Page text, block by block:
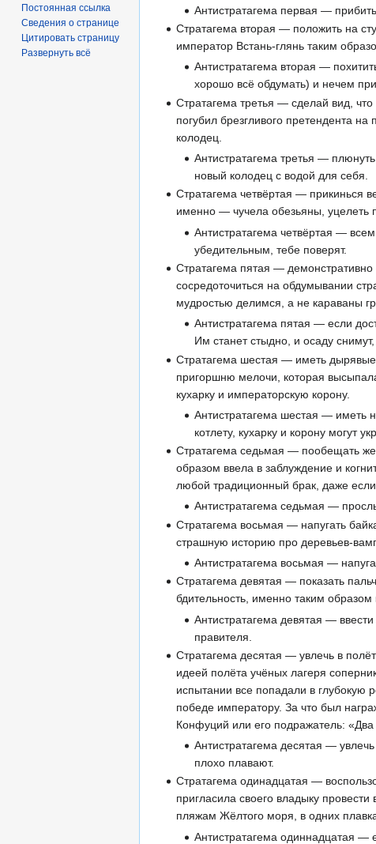
Антистратагема первая —
Стратагема вторая — положить на
император Встань-глянь таким
Антистратагема вторая —
хорошо всё обдумать) и нечем
Стратагема третья — сделай вид,
погубил брезгливого претендента
колодец.
Антистратагема третья —
новый колодец с водой для себя.
Стратагема четвёртая — прикинься
именно — чучела обезьяны, уцелеть
Антистратагема четвёртая —
убедительным, тебе поверят.
Стратагема пятая —
сосредоточиться на обдумывании
мудростью делимся, а не караваны
Антистратагема пятая — если
Им станет стыдно, и осаду
Стратагема шестая — иметь
пригоршню мелочи, которая
кухарку и императорскую корону.
Антистратагема шестая — иметь
котлету, кухарку и корону могут
Стратагема седьмая — пообещать
образом ввела в заблуждение и
любой традиционный брак, даже
Антистратагема седьмая —
Стратагема восьмая — напугать
страшную историю про деревьев-
Антистратагема восьмая —
Стратагема девятая — показать
бдительность, именно таким
Антистратагема девятая —
правителя.
Стратагема десятая — увлечь в
идеей полёта учёных лагеря
испытании все попадали в глубокую
победе императору. За что был
Конфуций или его подражатель:
Антистратагема десятая —
плохо плавают.
Стратагема одинадцатая —
пригласила своего владыку
пляжам Жёлтого моря, в одних
Антистратагема одиннадцатая —
Постоянная ссылка
Сведения о странице
Цитировать страницу
Развернуть всё